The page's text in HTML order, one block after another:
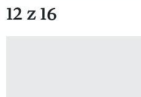
12 z 16